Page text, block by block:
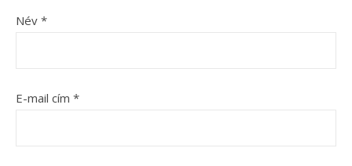
Név *
E-mail cím *